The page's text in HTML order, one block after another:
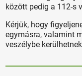
között pedig a 112-s
Kérjük, hogy
egymásra, valamint
veszélybe